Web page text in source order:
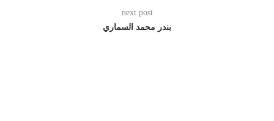
next post
بندر محمد السماري